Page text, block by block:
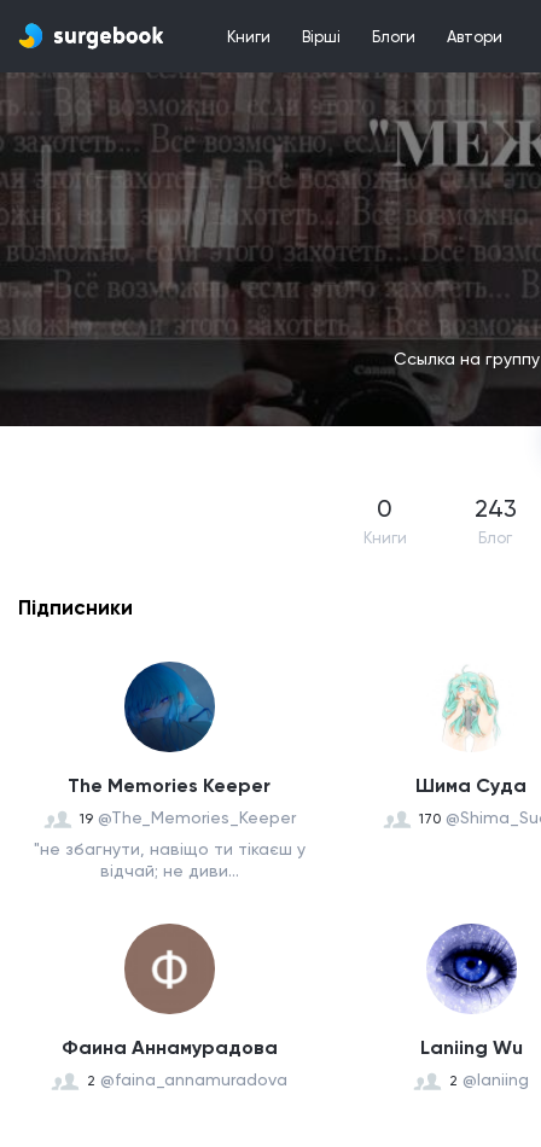
Книги Вірші Блоги Автори
Ссылка на
0
Книги
243
Блог
Підписники
The Memories Keeper
19 @The_Memories_Keeper
"не збагнути, навіщо ти тікаєш у
відчай; не диви...
Шима Суда
170
Фаина Аннамурадова
2 @faina_annamuradova
Laniing Wu
2 @laniing